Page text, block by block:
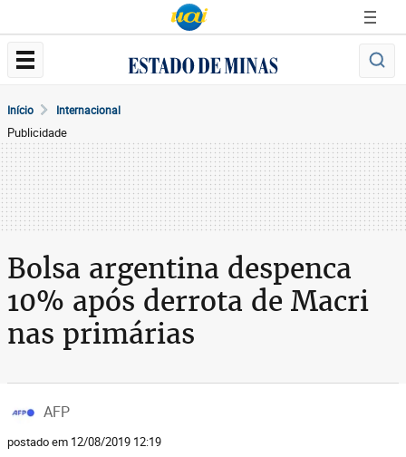
Início Internacional
Publicidade
Bolsa argentina despenca
10% após derrota de Macri
nas primárias
AFP
postado em 12/08/2019 12:19